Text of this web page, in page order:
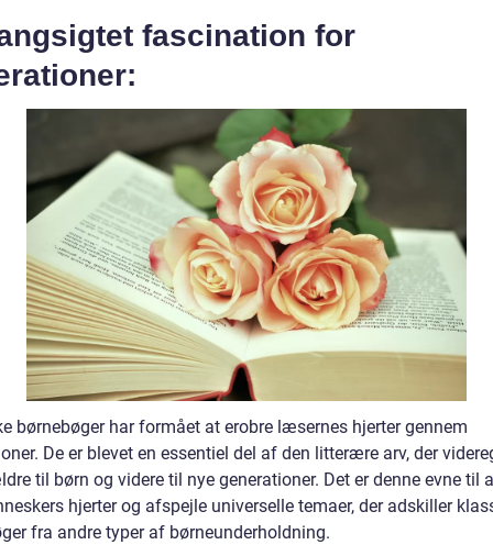
fascination for
børnebøger har formået at erobre læsernes hjerter gennem
De er blevet en essentiel del af den litterære arv, der
til børn og videre til nye generationer. Det er denne evne til
hjerter og afspejle universelle temaer, der adskiller
fra andre typer af børneunderholdning.